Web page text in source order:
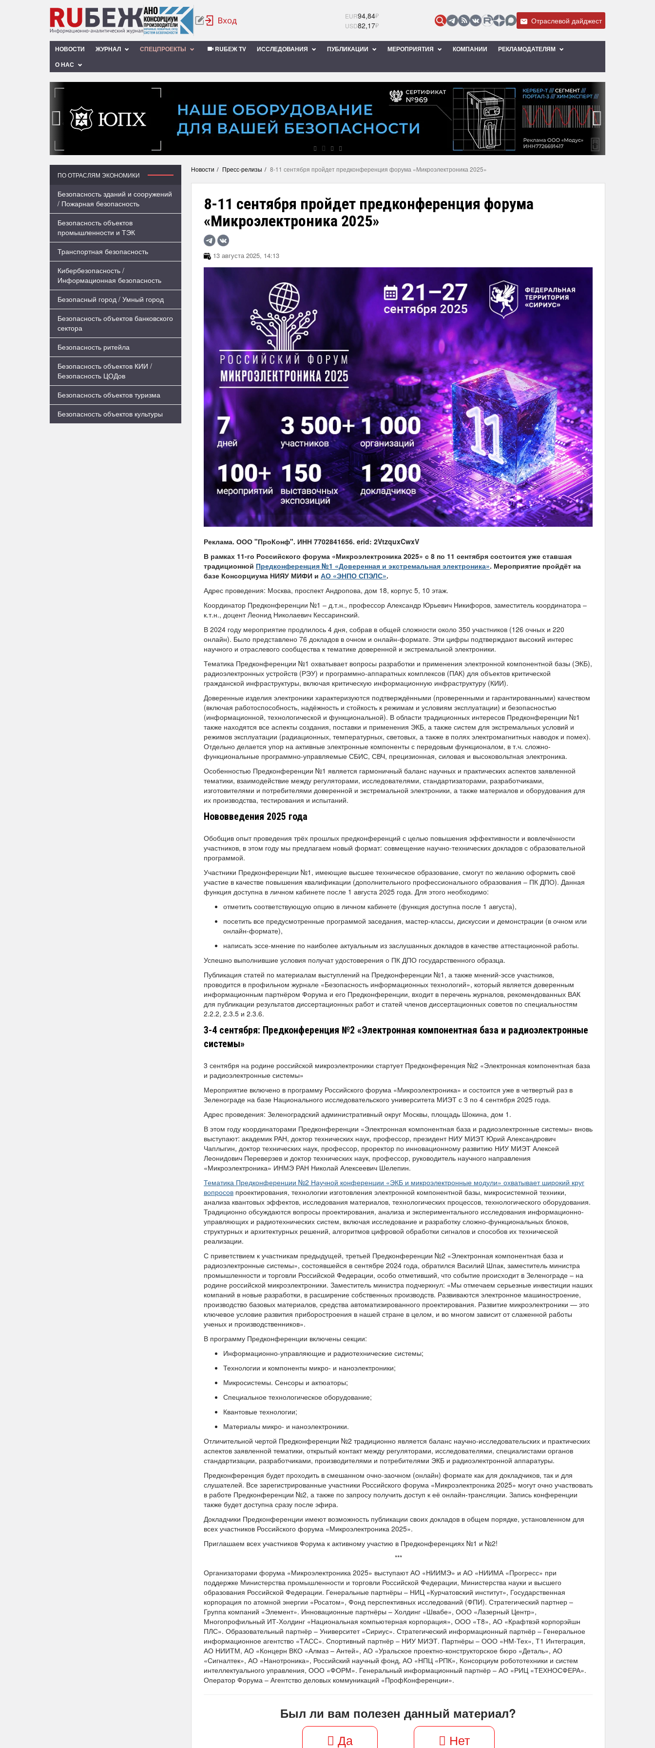
EUR94,84₽
USD82,17₽ Отраслевой дайджест
НОВОСТИ ЖУРНАЛ СПЕЦПРОЕКТЫ RUБЕЖ TV ИССЛЕДОВАНИЯ ПУБЛИКАЦИИ МЕРОПРИЯТИЯ КОМПАНИИ
РЕКЛАМОДАТЕЛЯМ
О НАС
‹
ПО ОТРАСЛЯМ ЭКОНОМИКИ
Безопасность зданий и сооружений
/ Пожарная безопасность
Безопасность объектов
промышленности и ТЭК
Транспортная безопасность
Кибербезопасность /
Информационная безопасность
Безопасный город / Умный город
Безопасность объектов банковского
сектора
Безопасность ритейла
Безопасность объектов КИИ /
Безопасность ЦОДов
Безопасность объектов туризма
Безопасность объектов культуры
Новости Пресс-релизы 8-11 сентября пройдет предконференция форума «Микроэлектроника 2025»
8-11 сентября пройдет предконференция форума
«Микроэлектроника 2025»
13 августа 2025, 14:13
Реклама. ООО "ПроКонф". ИНН 7702841656. erid: 2VtzquxCwxV
В рамках 11-го Российского форума «Микроэлектроника 2025» с 8 по 11 сентября состоится уже ставшая
традиционной Предконференция №1 «Доверенная и экстремальная электроника». Мероприятие пройдёт на
базе Консорциума НИЯУ МИФИ и АО «ЭНПО СПЭЛС».
Адрес проведения: Москва, проспект Андропова, дом 18, корпус 5, 10 этаж.
Координатор Предконференции №1 – д.т.н., профессор Александр Юрьевич Никифоров, заместитель координатора –
к.т.н., доцент Леонид Николаевич Кессаринский.
В 2024 году мероприятие продлилось 4 дня, собрав в общей сложности около 350 участников (126 очных и 220
онлайн). Было представлено 76 докладов в очном и онлайн-формате. Эти цифры подтверждают высокий интерес
научного и отраслевого сообщества к тематике доверенной и экстремальной электроники.
Тематика Предконференции №1 охватывает вопросы разработки и применения электронной компонентной базы (ЭКБ),
радиоэлектронных устройств (РЭУ) и программно-аппаратных комплексов (ПАК) для объектов критической
гражданской инфраструктуры, включая критическую информационную инфраструктуру (КИИ).
Доверенные изделия электроники характеризуются подтверждёнными (проверенными и гарантированными) качеством
(включая работоспособность, надёжность и стойкость к режимам и условиям эксплуатации) и безопасностью
(информационной, технологической и функциональной). В области традиционных интересов Предконференции №1
также находятся все аспекты создания, поставки и применения ЭКБ, а также систем для экстремальных условий и
режимов эксплуатации (радиационных, температурных, световых, а также в полях электромагнитных наводок и помех).
Отдельно делается упор на активные электронные компоненты с передовым функционалом, в т.ч. сложно-
функциональные программно-управляемые СБИС, СВЧ, прецизионная, силовая и высоковольтная электроника.
Особенностью Предконференции №1 является гармоничный баланс научных и практических аспектов заявленной
тематики, взаимодействие между регуляторами, исследователями, стандартизаторами, разработчиками,
изготовителями и потребителями доверенной и экстремальной электроники, а также материалов и оборудования для
их производства, тестирования и испытаний.
Нововведения 2025 года
Обобщив опыт проведения трёх прошлых предконференций с целью повышения эффективности и вовлечённости
участников, в этом году мы предлагаем новый формат: совмещение научно-технических докладов с образовательной
программой.
Участники Предконференции №1, имеющие высшее техническое образование, смогут по желанию оформить своё
участие в качестве повышения квалификации (дополнительного профессионального образования – ПК ДПО). Данная
функция доступна в личном кабинете после 1 августа 2025 года. Для этого необходимо:
отметить соответствующую опцию в личном кабинете (функция доступна после 1 августа),
посетить все предусмотренные программой заседания, мастер-классы, дискуссии и демонстрации (в очном или
онлайн-формате),
написать эссе-мнение по наиболее актуальным из заслушанных докладов в качестве аттестационной работы.
Успешно выполнившие условия получат удостоверения о ПК ДПО государственного образца.
Публикация статей по материалам выступлений на Предконференции №1, а также мнений-эссе участников,
проводится в профильном журнале «Безопасность информационных технологий», который является доверенным
информационным партнёром Форума и его Предконференции, входит в перечень журналов, рекомендованных ВАК
для публикации результатов диссертационных работ и статей членов диссертационных советов по специальностям
2.2.2, 2.3.5 и 2.3.6.
3-4 сентября: Предконференция №2 «Электронная компонентная база и радиоэлектронные
системы»
3 сентября на родине российской микроэлектроники стартует Предконференция №2 «Электронная компонентная база
и радиоэлектронные системы»
Мероприятие включено в программу Российского форума «Микроэлектроника» и состоится уже в четвертый раз в
Зеленограде на базе Национального исследовательского университета МИЭТ с 3 по 4 сентября 2025 года.
Адрес проведения: Зеленоградский административный округ Москвы, площадь Шокина, дом 1.
В этом году координаторами Предконференции «Электронная компонентная база и радиоэлектронные системы» вновь
выступают: академик РАН, доктор технических наук, профессор, президент НИУ МИЭТ Юрий Александрович
Чаплыгин, доктор технических наук, профессор, проректор по инновационному развитию НИУ МИЭТ Алексей
Леонидович Переверзев и доктор технических наук, профессор, руководитель научного направления
«Микроэлектроника» ИНМЭ РАН Николай Алексеевич Шелепин.
Тематика Предконференции №2 Научной конференции «ЭКБ и микроэлектронные модули» охватывает широкий круг
вопросов проектирования, технологии изготовления электронной компонентной базы, микросистемной техники,
анализа квантовых эффектов, исследования материалов, технологических процессов, технологического оборудования.
Традиционно обсуждаются вопросы проектирования, анализа и экспериментального исследования информационно-
управляющих и радиотехнических систем, включая исследование и разработку сложно-функциональных блоков,
структурных и архитектурных решений, алгоритмов цифровой обработки сигналов и способов их технической
реализации.
С приветствием к участникам предыдущей, третьей Предконференции №2 «Электронная компонентная база и
радиоэлектронные системы», состоявшейся в сентябре 2024 года, обратился Василий Шпак, заместитель министра
промышленности и торговли Российской Федерации, особо отметивший, что событие происходит в Зеленограде – на
родине российской микроэлектроники. Заместитель министра подчеркнул: «Мы отмечаем серьезные инвестиции наших
компаний в новые разработки, в расширение собственных производств. Развиваются электронное машиностроение,
производство базовых материалов, средства автоматизированного проектирования. Развитие микроэлектроники — это
ключевое условие развития приборостроения в нашей стране в целом, и во многом зависит от слаженной работы
ученых и производственников».
В программу Предконференции включены секции:
Информационно-управляющие и радиотехнические системы;
Технологии и компоненты микро- и наноэлектроники;
Микросистемы. Сенсоры и актюаторы;
Специальное технологическое оборудование;
Квантовые технологии;
Материалы микро- и наноэлектроники.
Отличительной чертой Предконференции №2 традиционно является баланс научно-исследовательских и практических
аспектов заявленной тематики, открытый контакт между регуляторами, исследователями, специалистами органов
стандартизации, разработчиками, производителями и потребителями ЭКБ и радиоэлектронной аппаратуры.
Предконференция будет проходить в смешанном очно-заочном (онлайн) формате как для докладчиков, так и для
слушателей. Все зарегистрированные участники Российского форума «Микроэлектроника 2025» могут очно участвовать
в работе Предконференции №2, а также по запросу получить доступ к её онлайн-трансляции. Запись конференции
также будет доступна сразу после эфира.
Докладчики Предконференции имеют возможность публикации своих докладов в общем порядке, установленном для
всех участников Российского форума «Микроэлектроника 2025».
Приглашаем всех участников Форума к активному участию в Предконференциях №1 и №2!
***
Организаторами форума «Микроэлектроника 2025» выступают АО «НИИМЭ» и АО «НИИМА «Прогресс» при
поддержке Министерства промышленности и торговли Российской Федерации, Министерства науки и высшего
образования Российской Федерации. Генеральные партнёры – НИЦ «Курчатовский институт», Государственная
корпорация по атомной энергии «Росатом», Фонд перспективных исследований (ФПИ). Стратегический партнер –
Группа компаний «Элемент». Инновационные партнёры – Холдинг «Швабе», ООО «Лазерный Центр»,
Многопрофильный ИТ-Холдинг «Национальная компьютерная корпорация», ООО «Т8», АО «Крафтвэй корпорэйшн
ПЛС». Образовательный партнёр – Университет «Сириус». Стратегический информационный партнёр – Генеральное
информационное агентство «ТАСС». Спортивный партнёр – НИУ МИЭТ. Партнёры – ООО «НМ-Тех», Т1 Интеграция,
АО НИИТМ, АО «Концерн ВКО «Алмаз – Антей», АО «Уральское проектно-конструкторское бюро «Деталь», АО
«Сигналтек», АО «Нанотроника», Российский научный фонд, АО «НПЦ «РПК», Консорциум робототехники и систем
интеллектуального управления, ООО «ФОРМ». Генеральный информационный партнёр – АО «РИЦ «ТЕХНОСФЕРА».
Оператор Форума – Агентство деловых коммуникаций «ПрофКонференции».
Был ли вам полезен данный материал?
Да Нет